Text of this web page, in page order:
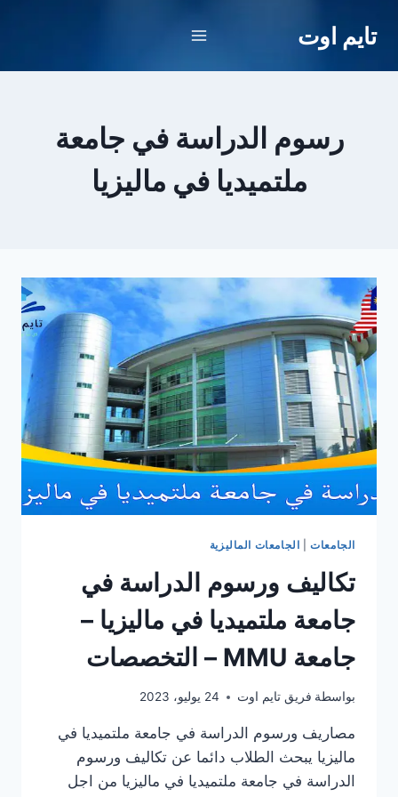
تايم اوت
رسوم الدراسة في جامعة
ملتميديا في ماليزيا
الجامعات| الجامعات الماليزية
تكاليف ورسوم الدراسة في
جامعة ملتميديا في ماليزيا –
جامعة MMU – التخصصات
بواسطة فريق تايم اوت 24 يوليو، 2023
مصاريف ورسوم الدراسة في جامعة ملتميديا في
ماليزيا يبحث الطلاب دائما عن تكاليف ورسوم
الدراسة في جامعة ملتميديا في ماليزيا من اجل